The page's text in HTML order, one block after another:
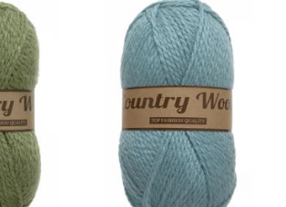
LISTE
D'ACHATS
COMPARATEUR